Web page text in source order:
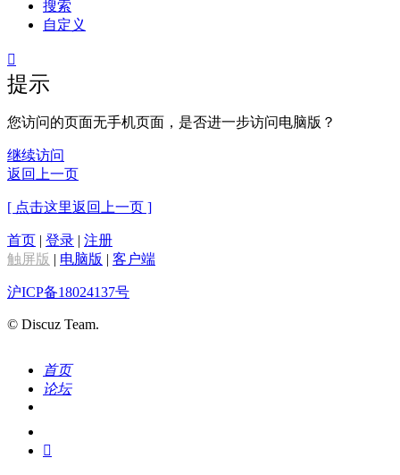
搜索
自定义

提示
您访问的页面无手机页面，是否进一步访问电脑版？
继续访问
返回上一页
[ 点击这里返回上一页 ]
首页 | 登录 | 注册
触屏版 | 电脑版 | 客户端
沪ICP备18024137号
© Discuz Team.
首页
论坛
我的
